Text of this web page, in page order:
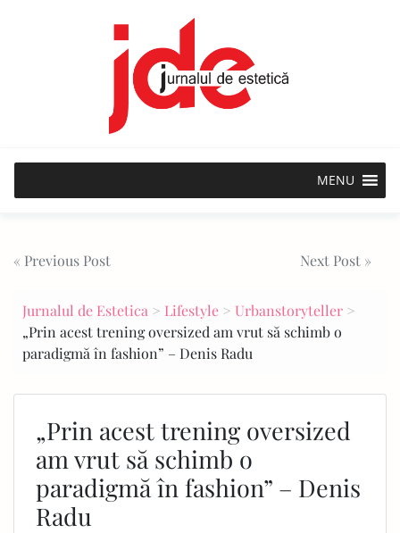
MENU
Post
navigation
« Previous Post Next Post »
Jurnalul de Estetica > Lifestyle > Urbanstoryteller >
„Prin acest trening oversized am vrut să schimb o
paradigmă în fashion” – Denis Radu
„Prin acest trening oversized
am vrut să schimb o
paradigmă în fashion” – Denis
Radu